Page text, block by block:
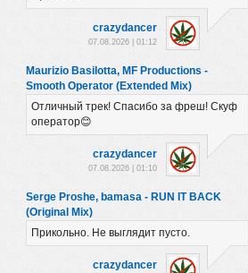
crazydancer
07.08.2026 | 01:12
Maurizio Basilotta, MF Productions -
Smooth Operator (Extended Mix)
Отличный трек! Спасибо за фреш! Скуф
оператор😊
crazydancer
07.08.2026 | 01:10
Serge Proshe, bamasa - RUN IT BACK
(Original Mix)
Прикольно. Не выглядит пусто.
crazydancer